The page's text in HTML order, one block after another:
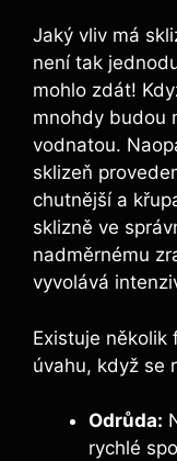
Jaký vliv má⁢
není‌ tak
mohlo ⁤zdát!⁤
mnohdy⁢ budou
vodnatou.
sklizeň
chutnější​ a
sklizně ve
nadměrnému
vyvolává
Existuje
úvahu, když ⁣se
Odrůda:
‌rychlé